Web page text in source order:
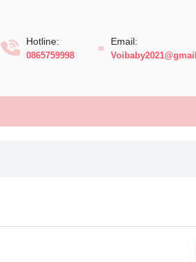
Hotline:
0865759998
Email: